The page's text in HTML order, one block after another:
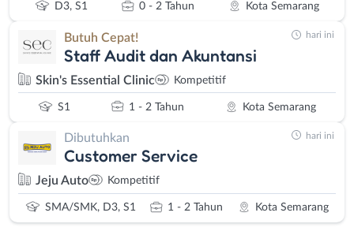
D3, S1 0 - 2 Tahun Kota Semarang
Butuh Cepat!
Staff Audit dan Akuntansi
Skin's Essential Clinic Kompetitif
S1 1 - 2 Tahun Kota Semarang
hari ini
Dibutuhkan
Customer Service
Jeju Auto Kompetitif
SMA/SMK, D3, S1 1 - 2 Tahun Kota Semarang
hari ini